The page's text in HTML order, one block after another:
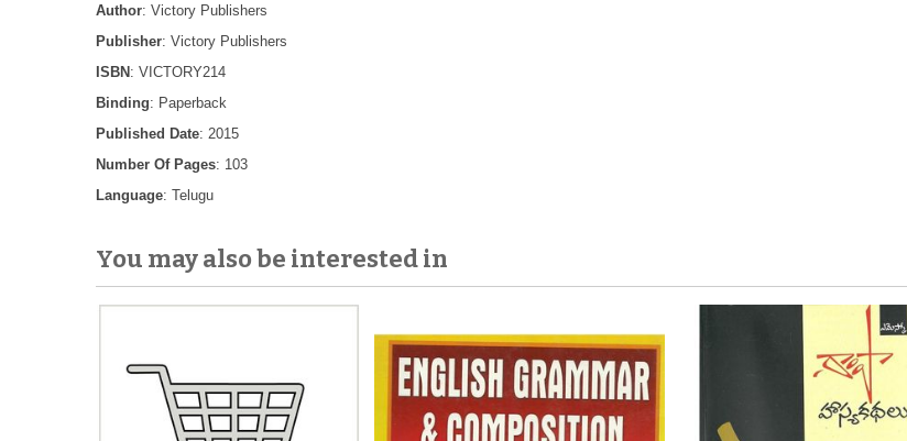
Author: Victory Publishers
Publisher: Victory Publishers
ISBN : VICTORY214
Binding: Paperback
Published Date: 2015
Number Of Pages: 103
Language: Telugu
You may also be interested in